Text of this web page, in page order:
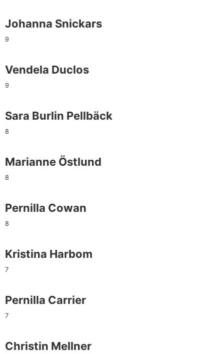
Johanna Snickars
9
Vendela Duclos
9
Sara Burlin Pellbäck
8
Marianne Östlund
8
Pernilla Cowan
8
Kristina Harbom
7
Pernilla Carrier
7
Christin Mellner